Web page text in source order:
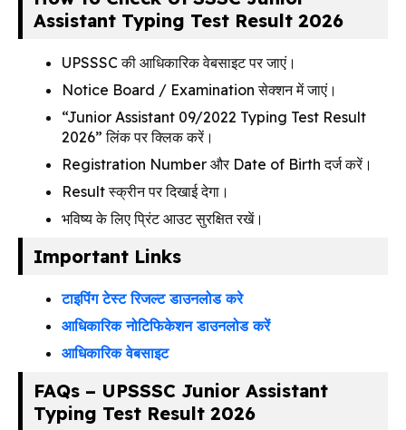
Assistant Typing Test Result 2026
UPSSSC की आधिकारिक वेबसाइट पर जाएं।
Notice Board / Examination सेक्शन में जाएं।
“Junior Assistant 09/2022 Typing Test Result
2026” लिंक पर क्लिक करें।
Registration Number और Date of Birth दर्ज करें।
Result स्क्रीन पर दिखाई देगा।
भविष्य के लिए प्रिंट आउट सुरक्षित रखें।
Important Links
टाइपिंग टेस्ट रिजल्ट डाउनलोड करे
आधिकारिक नोटिफिकेशन डाउनलोड करें
आधिकारिक वेबसाइट
FAQs – UPSSSC Junior Assistant
Typing Test Result 2026